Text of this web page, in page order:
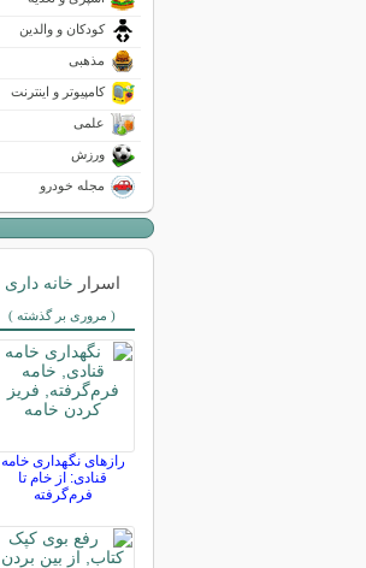
کودکان و والدین
مذهبی
کامپیوتر و اینترنت
علمی
ورزش
مجله خودرو
اسرار خانه داری
( مروری بر گذشته )
رازهای نگهداری خامه
قنادی: از خام تا
فرم‌گرفته